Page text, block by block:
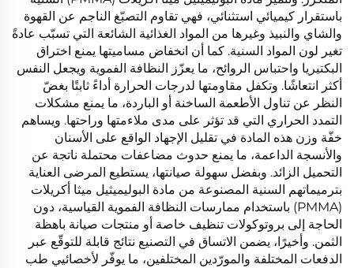
باستقرار كيميائي استثنائي، فهي تقاوم التصبّغ الناجم عن القهوة
والشاي والنبيذ وغيرها من المواد الغذائية الشائعة التي تسبّب عادةً
تغير لون المواد السنية. كما أن انخفاض مساميتها يمنع اختراق
البكتيريا واحتباس الروائح، ما يعزّز النظافة الفموية ويجعل النفس
أكثر انتعاشًا. وتكفل مقاومتها لدرجات الحرارة أداءً ثابتًا بغضّ
النظر عن تناول الأطعمة الساخنة أو الباردة، ما يمنع مشكلات
التمدد الحراري التي قد تؤثر على مدى ملاءمتها وراحتها. ويساهم
خفّة وزن هذه المادة في تقليل الإجهاد الواقع على الأسنان
والأنسجة الداعمة، ما يمنع حدوث مضاعفات محتملة ناتجة عن
التحميل الزائد. وبفضل سهولة صيانتها، يستطيع المرضى العناية
بترميماتهم السنية المصنوعة من مادة البوليميثيل ميثا أكريلات
(PMMA) باستخدام ممارسات النظافة الفموية القياسية، دون
الحاجة إلى بروتوكولات تنظيف خاصة أو منتجات صيانة باهظة
الثمن. وأخيرًا، يضمن الاتساق في التصنيع نتائج قابلة للتوقّع عبر
الدفعات المختلفة والمورّدين المختلفين، ما يوفّر لأخصائيي طب